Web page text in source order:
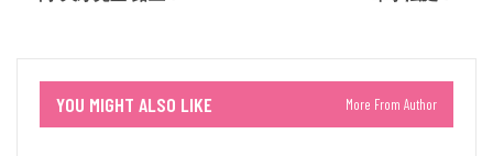
YOU MIGHT ALSO LIKE More From Author